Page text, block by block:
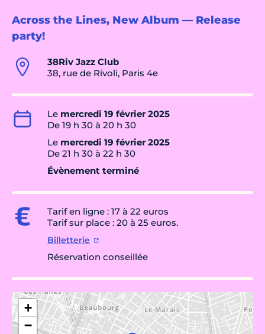
Across the Lines, New Album — Release
party!
38Riv Jazz Club
38, rue de Rivoli, Paris 4e
Le mercredi 19 février 2025
De 19 h 30 à 20 h 30
Le mercredi 19 février 2025
De 21 h 30 à 22 h 30
Évènement terminé
Tarif en ligne : 17 à 22 euros
Tarif sur place : 20 à 25 euros.
Billetterie
Réservation conseillée
+
−